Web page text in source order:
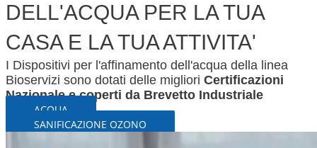
DELL'ACQUA PER LA TUA
CASA E LA TUA ATTIVITA'
I Dispositivi per l'affinamento dell'acqua della linea
Bioservizi sono dotati delle migliori Certificazioni
Nazionale e coperti da Brevetto Industriale
ACQUA
SANIFICAZIONE OZONO